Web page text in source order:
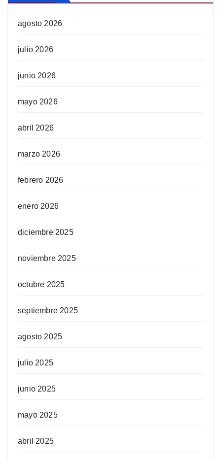
agosto 2026
julio 2026
junio 2026
mayo 2026
abril 2026
marzo 2026
febrero 2026
enero 2026
diciembre 2025
noviembre 2025
octubre 2025
septiembre 2025
agosto 2025
julio 2025
junio 2025
mayo 2025
abril 2025